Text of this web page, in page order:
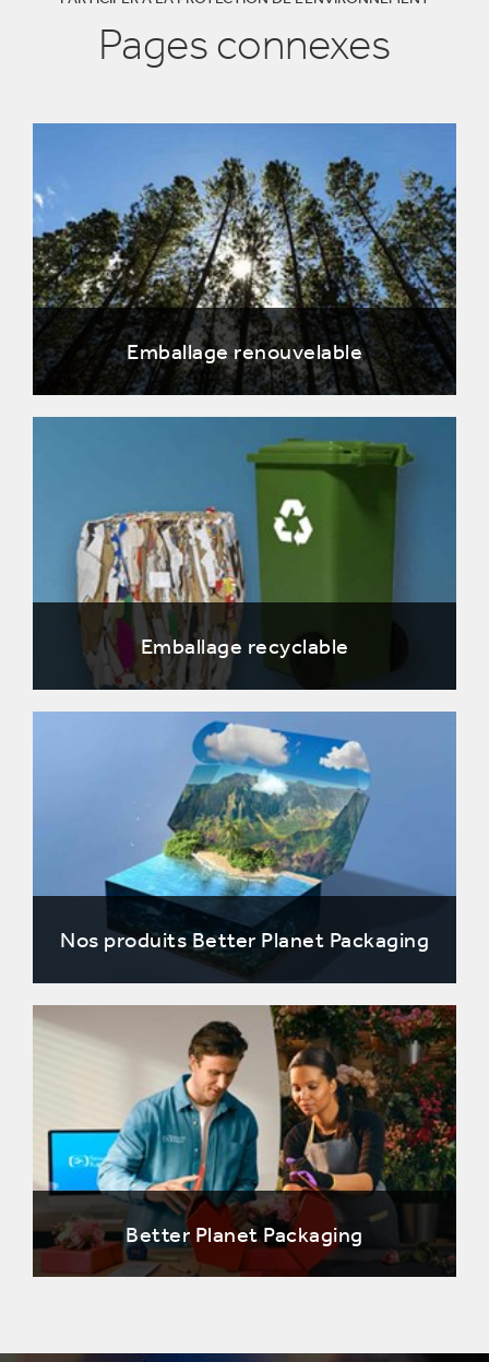
Pages connexes
Emballage renouvelable
Emballage recyclable
Nos produits Better Planet Packaging
Better Planet Packaging